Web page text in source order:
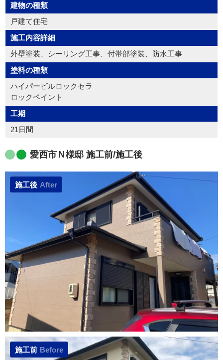
建物の種類
戸建て住宅
施工内容詳細
外壁塗装、シーリング工事、付帯部塗装、防水工事
塗料の種類
ハイパービルロックセラ
ロックペイント
工期
21日間
愛西市Ｎ様邸 施工前/施工後
施工後 After
施工前 Before